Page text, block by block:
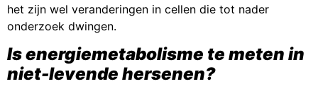
het zijn wel veranderingen in cellen die tot nader
onderzoek dwingen.
Is energiemetabolisme te meten in
niet-levende hersenen?